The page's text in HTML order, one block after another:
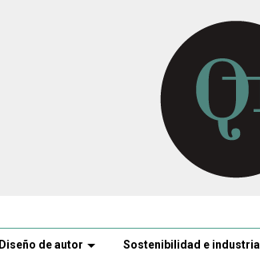
Diseño de autor Sostenibilidad e industria